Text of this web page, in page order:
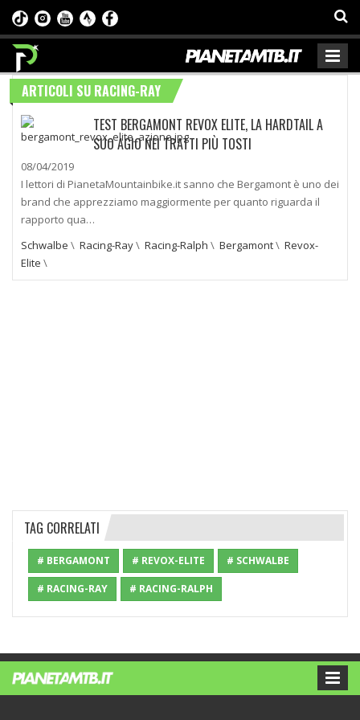
ARTICOLI SU RACING-RAY
TEST BERGAMONT REVOX ELITE, LA HARDTAIL A
SUO AGIO NEI TRATTI PIÙ TOSTI
08/04/2019
I lettori di PianetaMountainbike.it sanno che Bergamont è uno dei
brand che apprezziamo maggiormente per quanto riguarda il
rapporto qua…
Schwalbe \ Racing-Ray\ Racing-Ralph \ Bergamont\ Revox-
Elite \
TAG CORRELATI
# BERGAMONT # REVOX-ELITE # SCHWALBE
# RACING-RAY # RACING-RALPH